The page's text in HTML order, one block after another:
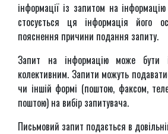
інформації із запитом на
стосується ця інформація його
пояснення причини подання запиту.
Запит на інформацію може бути
колективним. Запити можуть
чи іншій формі (поштою, факсом,
поштою) на вибір запитувача.
Письмовий запит подається в